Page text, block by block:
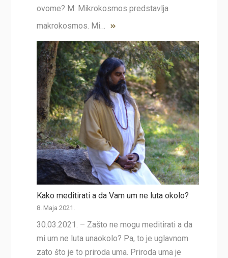
ovome? M: Mikrokosmos predstavlja
makrokosmos. Mi…
Kako meditirati a da Vam um ne luta okolo?
8. Maja 2021.
30.03.2021. – Zašto ne mogu meditirati a da
mi um ne luta unaokolo? Pa, to je uglavnom
zato što je to priroda uma. Priroda uma je